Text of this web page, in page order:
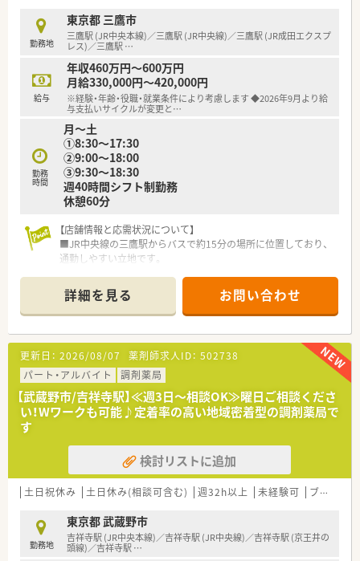
勤務地
東京都 三鷹市
三鷹駅 (JR中央本線)／三鷹駅 (JR中央線)／三鷹駅 (JR成田エクスプ
レス)／三鷹駅 …
給与
年収460万円～600万円
月給330,000円～420,000円
※経験・年齢・役職・就業条件により考慮します ◆2026年9月より給
与支払いサイクルが変更と…
勤務
時間
月～土
①8:30～17:30
②9:00～18:00
③9:30～18:30
週40時間シフト制勤務
休憩60分
【店舗情報と応需状況について】
■JR中央線の三鷹駅からバスで約15分の場所に位置しており、
通勤しやすい立地です。
科をはじめとした総合科目を幅広く扱っています。
■常勤薬剤師6名、非常勤薬剤師6名、事務員5名の計17名体制
で、余裕を持って業務にあたれます。
【募集背景と求める人物像について】
■今回の募集は、処方箋枚数増加に伴う増員募集であり、組織体
制を強化することが目的です。
■20代から30代半ばの若手薬剤師を歓迎しており、調剤未経験
者も応募可能です。
■経験よりも人柄を重視しており、責任感を持って業務に取り組
【やりがい/おすすめポイント】
■かかりつけや在宅業務のノルマが一切設定されていないため、
純粋に患者様の健康を第一に考えた対応ができます。
箋も扱うため、専門性の高いスキルが身につきます。
■転居を伴う異動がなく、住み慣れた地域で腰を据えて長く働き
続けられる安定感は他社にはない大きな強みです。
詳細を見る お問い合わせ
更新日： 2026/08/07 薬剤師求人ID： 502738
パート・アルバイト
調剤薬局
【武蔵野市/吉祥寺駅】≪週3日～相談OK≫曜日ご相談くださ
い！Wワークも可能♪定着率の高い地域密着型の調剤薬局で
す
検討リストに追加
土日祝休み 土日休み(相談可含む) 週32h以上 未経験可 ブランク可
勤務地
東京都 武蔵野市
吉祥寺駅 (JR中央本線)／吉祥寺駅 (JR中央線)／吉祥寺駅 (京王井の
頭線)／吉祥寺駅 …